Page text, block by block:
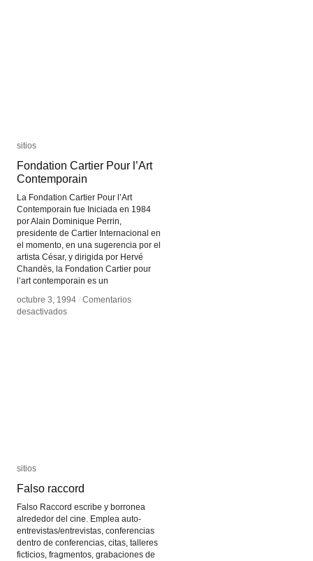
sitios
Fondation Cartier Pour l’Art
Contemporain
La Fondation Cartier Pour l’Art
Contemporain fue Iniciada en 1984
por Alain Dominique Perrin,
presidente de Cartier Internacional en
el momento, en una sugerencia por el
artista César, y dirigida por Hervé
Chandès, la Fondation Cartier pour
l’art contemporain es un
octubre 3, 1994 / Comentarios
desactivadosen
sitios
Fondation Cartier Pour l’Art
Contemporain
octubre 3, 1994 / Comentarios
desactivadosen
sitios
Falso raccord
Falso Raccord escribe y borronea
alrededor del cine. Emplea auto-
entrevistas/entrevistas, conferencias
dentro de conferencias, citas, talleres
ficticios, fragmentos, grabaciones de
sitios
Falso raccord